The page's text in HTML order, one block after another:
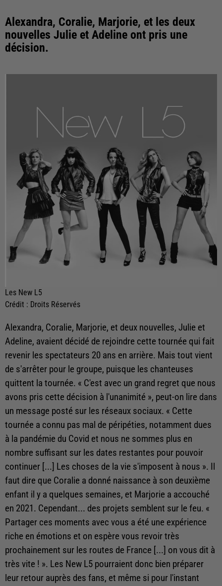
Alexandra, Coralie, Marjorie, et les deux
nouvelles Julie et Adeline ont pris une
décision.
Les New L5
Crédit : Droits Réservés
Alexandra, Coralie, Marjorie, et deux nouvelles, Julie et
Adeline, avaient décidé de rejoindre cette tournée qui fait
revenir les spectateurs 20 ans en arrière. Mais tout vient
de s'arrêter pour le groupe, puisque les chanteuses
quittent la tournée. « C'est avec un grand regret que nous
avons pris cette décision à l'unanimité », peut-on lire dans
un message posté sur les réseaux sociaux. « Cette
tournée a connu pas mal de péripéties, notamment dues
à la pandémie du Covid et nous ne sommes plus en
nombre suffisant sur les dates restantes pour pouvoir
continuer [...] Les choses de la vie s'imposent à nous ». Il
faut dire que Coralie a donné naissance à son deuxième
enfant il y a quelques semaines, et Marjorie a accouché
en 2021. Cependant... des projets semblent sur le feu. «
Partager ces moments avec vous a été une expérience
riche en émotions et on espère vous revoir très
prochainement sur les routes de France [...] on vous dit à
très vite ! ». Les New L5 pourraient donc bien préparer
leur retour auprès des fans, et même si pour l'instant